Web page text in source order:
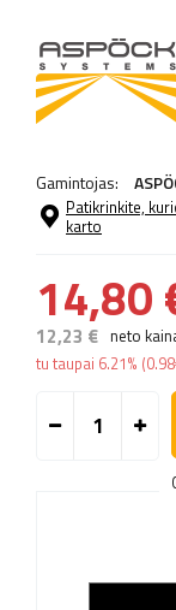
Gamintojas:
Patikrinkite,
karto
14,80
12,23 € neto
tu taupai 6.21% (0.98